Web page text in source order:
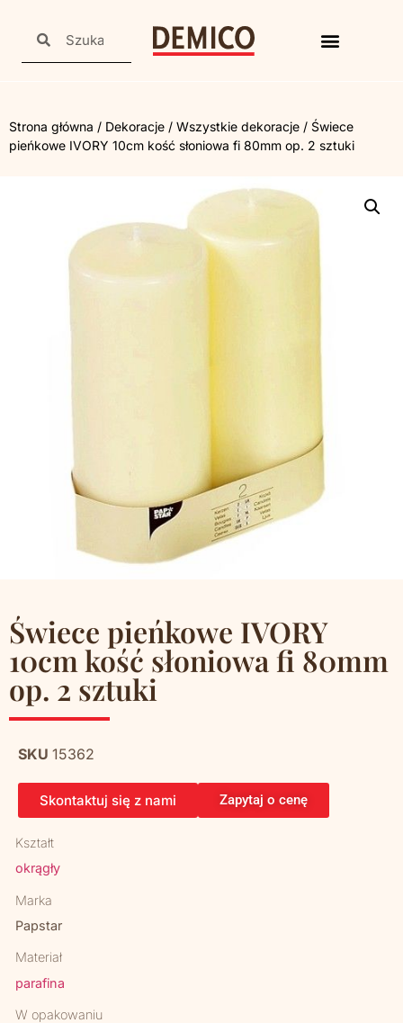
Strona główna / Dekoracje / Wszystkie dekoracje / Świece
pieńkowe IVORY 10cm kość słoniowa fi 80mm op. 2 sztuki
Świece pieńkowe IVORY
10cm kość słoniowa fi 80mm
op. 2 sztuki
SKU 15362
Skontaktuj się z nami Zapytaj o cenę
Kształt
okrągły
Marka
Papstar
Materiał
parafina
W opakowaniu